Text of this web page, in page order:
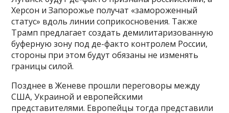
Херсон и Запорожье получат «замороженный
статус» вдоль линии соприкосновения. Также
Трамп предлагает создать демилитаризованную
буферную зону под де-факто контролем России,
стороны при этом будут обязаны не изменять
границы силой.
Позднее в Женеве прошли переговоры между
США, Украиной и европейскими
представителями. Европейцы тогда представили